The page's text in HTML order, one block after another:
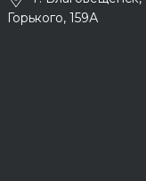
Горького, 159А